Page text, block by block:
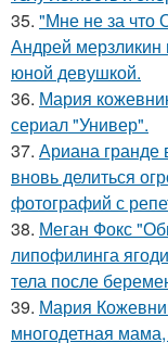
35. "Мне не за что
Андрей мерзликин
юной девушкой.
36. Мария
сериал "Универ".
37. Ариана гранде
вновь делиться
фотографий с
38. Меган Фокс
липофилинга
тела после
39. Мария
многодетная